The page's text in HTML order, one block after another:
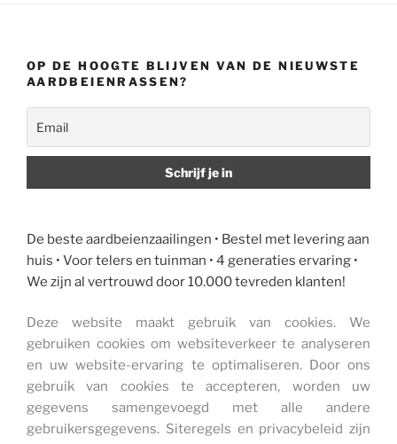
OP DE HOOGTE BLIJVEN VAN DE NIEUWSTE
AARDBEIENRASSEN?
De beste aardbeienzaailingen • Bestel met levering aan
huis • Voor telers en tuinman • 4 generaties ervaring •
We zijn al vertrouwd door 10.000 tevreden klanten!
Deze website maakt gebruik van cookies. We
gebruiken cookies om websiteverkeer te analyseren
en uw website-ervaring te optimaliseren. Door ons
gebruik van cookies te accepteren, worden uw
gegevens samengevoegd met alle andere
gebruikersgegevens. Siteregels en privacybeleid zijn